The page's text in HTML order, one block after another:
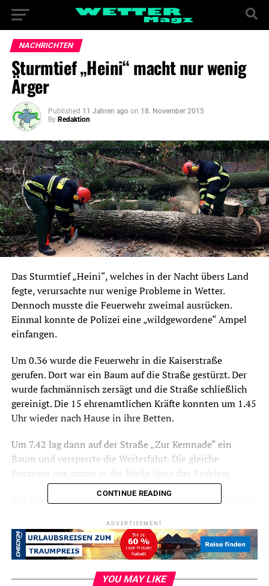
NACHRICHTEN
Sturmtief „Heini“ macht nur wenig
Ärger
Published 11 Jahren ago on 18. November 2015
By Redaktion
Das Sturmtief „Heini“, welches in der Nacht übers Land
fegte, verursachte nur wenige Probleme in Wetter.
Dennoch musste die Feuerwehr zweimal ausrücken.
Einmal konnte de Polizei eine „wildgewordene“ Ampel
einfangen.
Um 0.36 wurde die Feuerwehr in die Kaiserstraße
gerufen. Dort war ein Baum auf die Straße gestürzt. Der
wurde fachmännisch zersägt und die Straße schließlich
gereinigt. Die 15 ehrenamtlichen Kräfte konnten um 1.45
Uhr wieder nach Hause in ihre Betten.
Um 7.42 lag dann auf der Straße „Zur Kemnade“ ein
Baum und versperrte die Weiterfahrt. Die gleiche
Am Morgen gegen 9 Uhr wurde die Polizei schließlich zur
hatte sich die offenbar wenig sturmtaugliche
Baustellenampel so weit zur Seite gedreht, dass die
Autofahrer nur ahnen konnten, ob nun rot oder grün ist.
Auch das Problem konnte schnell gelöst werden.
CONTINUE READING
ADVERTISEMENT
YOU MAY LIKE